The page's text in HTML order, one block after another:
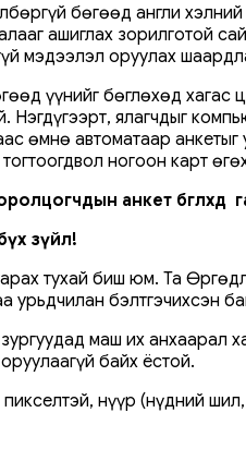
бөгөөд англи
ашиглах зорилготой
мэдээлэл оруулах
үүнийг бөглөхөд
Нэгдүгээрт, ялагчдыг
өмнө автоматаар
ногоон карт
анкет
зүйл!
тухай биш юм. Та
урьдчилан бэлтгэчихсэн
маш их анхаарал
байх ёстой.
нүүр (нүдний